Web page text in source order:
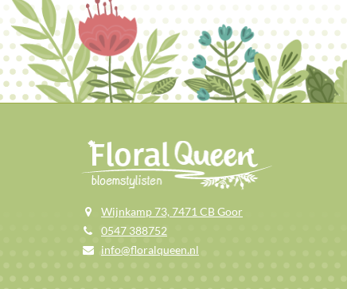
Wijnkamp 73, 7471 CB Goor
0547 388752
info@floralqueen.nl